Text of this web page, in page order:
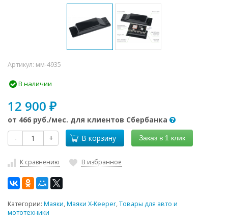
Артикул: мм-4935
В наличии
12 900 ₽
от 466 руб./мес. для клиентов Сбербанка
-
+ В корзину Заказ в 1 клик
К сравнению В избранное
Категории: Маяки,Маяки X-Keeper,Товары для авто и
мототехники